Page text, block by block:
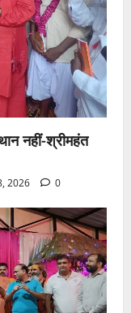
नहीं-श्रीमहंत
2026 0